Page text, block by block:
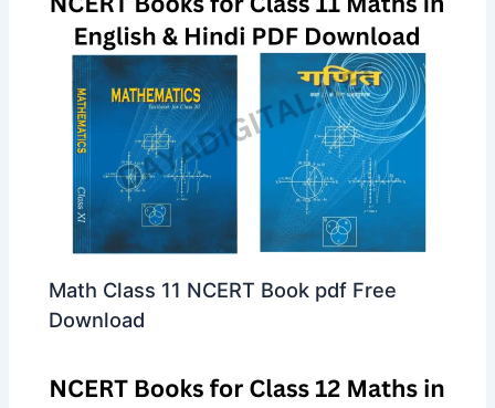
Math Class 11 NCERT Book pdf Free
Download